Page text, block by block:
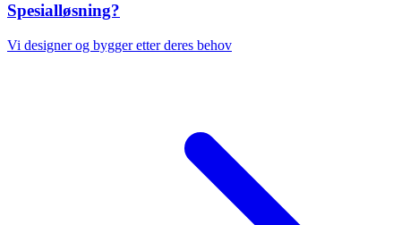
Spesialløsning?
Vi designer og bygger etter deres behov